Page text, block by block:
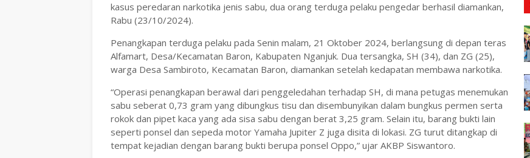
kasus peredaran narkotika jenis sabu, dua orang terduga pelaku pengedar berhasil diamankan,
Rabu (23/10/2024).
Penangkapan terduga pelaku pada Senin malam, 21 Oktober 2024, berlangsung di depan teras
Alfamart, Desa/Kecamatan Baron, Kabupaten Nganjuk. Dua tersangka, SH (34), dan ZG (25),
warga Desa Sambiroto, Kecamatan Baron, diamankan setelah kedapatan membawa narkotika.
“Operasi penangkapan berawal dari penggeledahan terhadap SH, di mana petugas menemukan
sabu seberat 0,73 gram yang dibungkus tisu dan disembunyikan dalam bungkus permen serta
rokok dan pipet kaca yang ada sisa sabu dengan berat 3,25 gram. Selain itu, barang bukti lain
seperti ponsel dan sepeda motor Yamaha Jupiter Z juga disita di lokasi. ZG turut ditangkap di
tempat kejadian dengan barang bukti berupa ponsel Oppo,” ujar AKBP Siswantoro.